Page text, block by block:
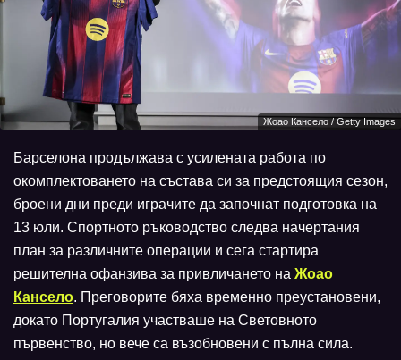
Жоао Кансело / Getty Images
Барселона продължава с усилената работа по
окомплектоването на състава си за предстоящия сезон,
броени дни преди играчите да започнат подготовка на
13 юли. Спортното ръководство следва начертания
план за различните операции и сега стартира
решителна офанзива за привличането на Жоао
Кансело. Преговорите бяха временно преустановени,
докато Португалия участваше на Световното
първенство, но вече са възобновени с пълна сила.